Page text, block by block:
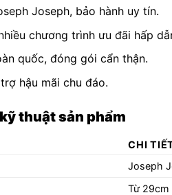
Joseph, bảo hành uy tín.
chương trình ưu đãi hấp
quốc, đóng gói cẩn thận.
hậu mãi chu đáo.
thuật sản phẩm
CHI
Joseph
Từ 29cm